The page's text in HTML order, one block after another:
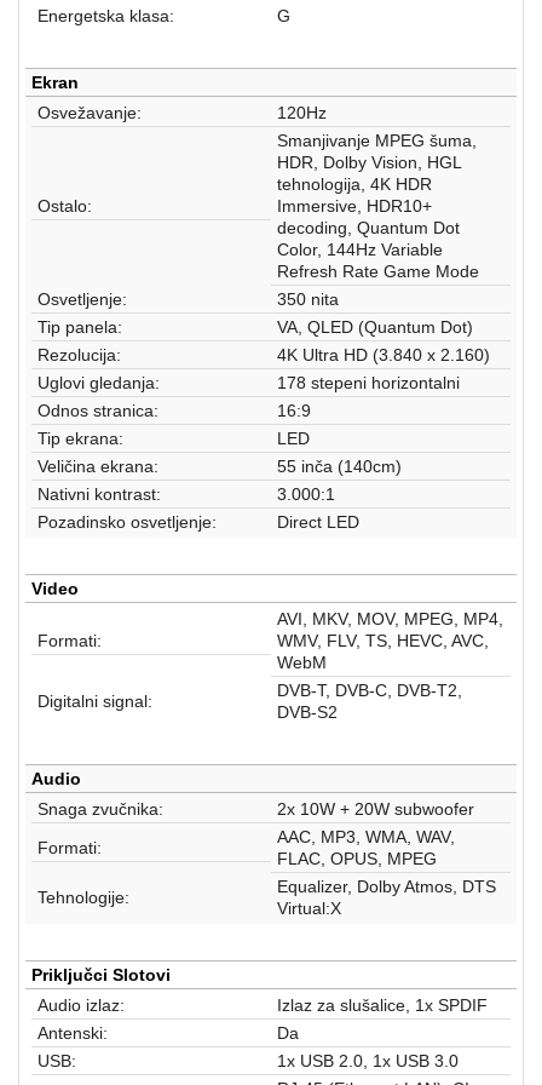
Sve
Energetska klasa: G
Ekran
Osvežavanje:
120Hz
Ostalo:
Smanjivanje MPEG šuma,
HDR, Dolby Vision, HGL
tehnologija, 4K HDR
Immersive, HDR10+
decoding, Quantum Dot
Color, 144Hz Variable
Refresh Rate Game Mode
Osvetljenje:
350 nita
Tip panela:
VA, QLED (Quantum Dot)
Rezolucija:
4K Ultra HD (3.840 x 2.160)
Uglovi gledanja:
178 stepeni horizontalni
Odnos stranica:
16:9
Tip ekrana:
LED
Veličina ekrana:
55 inča (140cm)
Nativni kontrast:
3.000:1
Pozadinsko osvetljenje:
Direct LED
Video
Formati:
AVI, MKV, MOV, MPEG, MP4,
WMV, FLV, TS, HEVC, AVC,
WebM
Digitalni signal:
DVB-T, DVB-C, DVB-T2,
DVB-S2
Audio
Snaga zvučnika:
2x 10W + 20W subwoofer
Formati:
AAC, MP3, WMA, WAV,
FLAC, OPUS, MPEG
Tehnologije:
Equalizer, Dolby Atmos, DTS
Virtual:X
Priključci Slotovi
Audio izlaz:
Izlaz za slušalice, 1x SPDIF
Antenski:
Da
USB:
1x USB 2.0, 1x USB 3.0